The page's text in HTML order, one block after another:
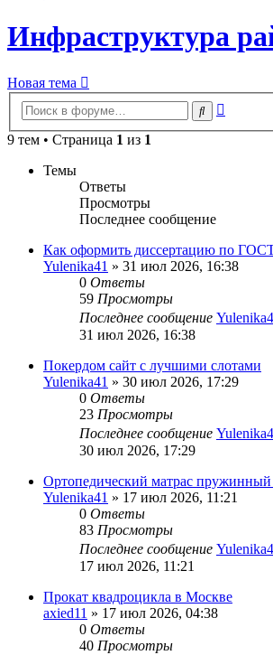
Инфраструктура
Новая тема
Поиск
9 тем • Страница 1 из 1
Темы
Ответы
Просмотры
Последнее сообщение
Как оформить диссертацию по
Yulenika41 » 31 июл 2026, 16:38
0 Ответы
59 Просмотры
Последнее сообщение
31 июл 2026, 16:38
Покердом сайт с лучшими слотами
Yulenika41 » 30 июл 2026, 17:29
0 Ответы
23 Просмотры
Последнее сообщение
30 июл 2026, 17:29
Ортопедический матрас
Yulenika41 » 17 июл 2026, 11:21
0 Ответы
83 Просмотры
Последнее сообщение
17 июл 2026, 11:21
Прокат квадроцикла в Москве
axied11 » 17 июл 2026, 04:38
0 Ответы
40 Просмотры